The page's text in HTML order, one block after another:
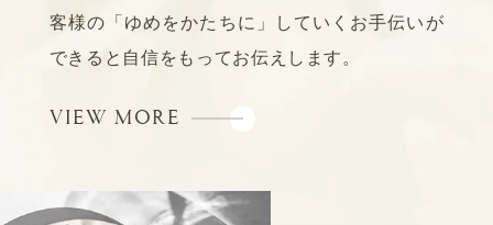
客様の「ゆめをかたちに」していくお手伝いが
できると自信をもってお伝えします。
VIEW MORE